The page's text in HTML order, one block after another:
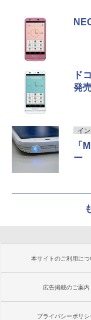
ド
発
イ
「
ー
本サイトのご利用につ
広告掲載のご案内
プライバシーポリシ